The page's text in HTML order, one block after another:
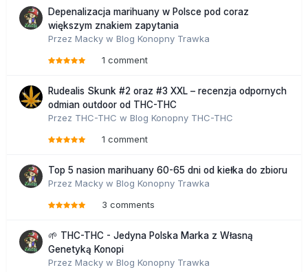
Depenalizacja marihuany w Polsce pod coraz
większym znakiem zapytania
Przez Macky w Blog Konopny Trawka
1 comment
Rudealis Skunk #2 oraz #3 XXL – recenzja odpornych
odmian outdoor od THC-THC
Przez THC-THC w Blog Konopny THC-THC
1 comment
Top 5 nasion marihuany 60-65 dni od kiełka do zbioru
Przez Macky w Blog Konopny Trawka
3 comments
🌱 THC-THC - Jedyna Polska Marka z Własną
Genetyką Konopi
Przez Macky w Blog Konopny Trawka